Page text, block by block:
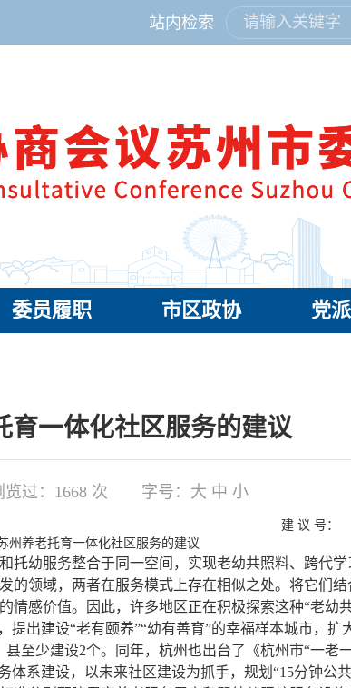
站内检索 请输入关键字
委员履职 市区政协 党
育一体化社区服务的建议
过： 1668次 字号： 大 中 小
建 议 号：
州养老托育一体化社区服务的建议
幼服务整合于同一空间，实现老幼共照料、跨代学
的领域，两者在服务模式上存在相似之处。将它们
感价值。因此，许多地区正在积极探索这种“老幼
出建设“老有颐养”“幼有善育”的幸福样本城市，扩
至少建设2个。同年，杭州也出台了《杭州市“一老
系建设，以未来社区建设为抓手，规划“15分钟公